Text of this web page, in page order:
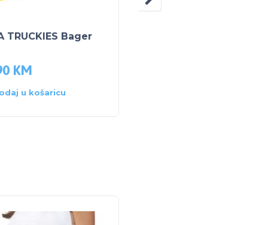
TRUCKIES Bager
KM
u košaricu